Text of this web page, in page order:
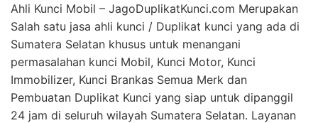
Ahli Kunci Mobil – JagoDuplikatKunci.com Merupakan
Salah satu jasa ahli kunci / Duplikat kunci yang ada di
Sumatera Selatan khusus untuk menangani
permasalahan kunci Mobil, Kunci Motor, Kunci
Immobilizer, Kunci Brankas Semua Merk dan
Pembuatan Duplikat Kunci yang siap untuk dipanggil
24 jam di seluruh wilayah Sumatera Selatan. Layanan